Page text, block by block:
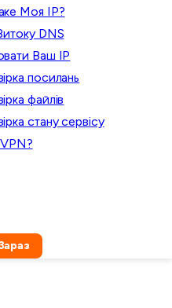
Моя IP?
DNS
Ваш IP
посилань
файлів
стану сервісу